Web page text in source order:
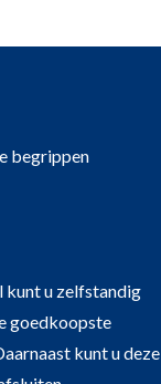
begrippen
kunt u zelfstandig
goedkoopste
kunt u deze